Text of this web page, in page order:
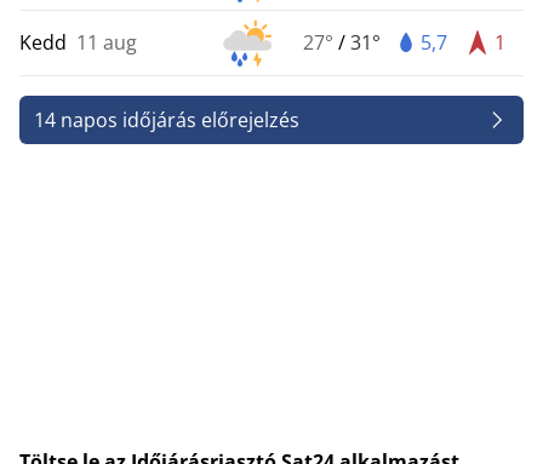
Kedd 11 aug 27° /31° 5,7 1
14 napos időjárás előrejelzés